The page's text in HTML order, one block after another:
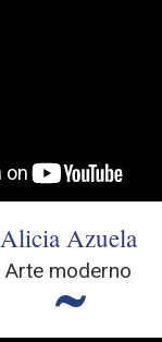
Alicia Azuela
Arte moderno